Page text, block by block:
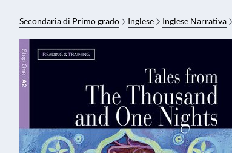
Secondaria di Primo grado Inglese Inglese Narrativa